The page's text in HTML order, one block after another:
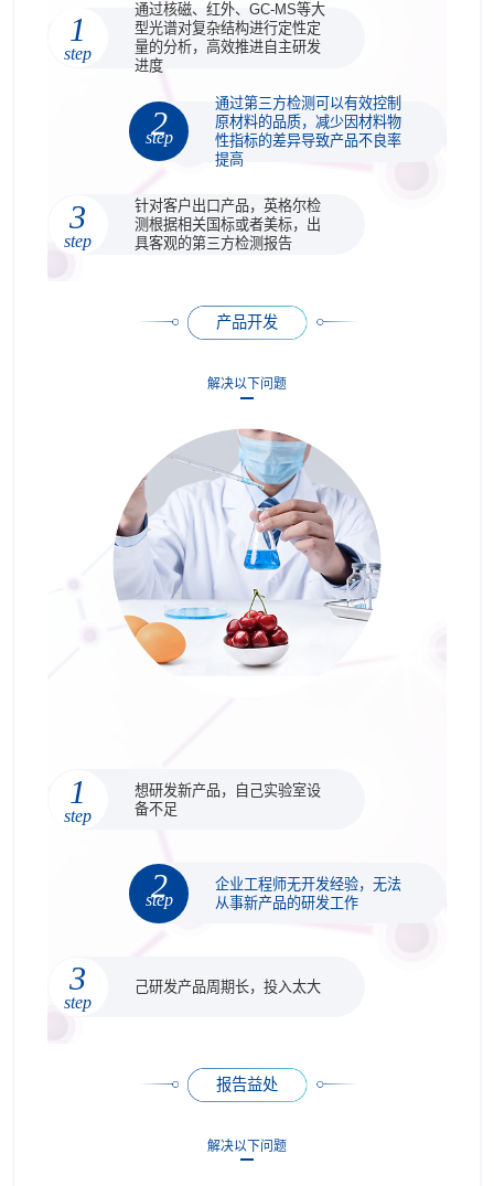
1
step
通过核磁、红外、GC-MS等大
型光谱对复杂结构进行定性定
量的分析，高效推进自主研发
进度
2
step
通过第三方检测可以有效控制
原材料的品质，减少因材料物
性指标的差异导致产品不良率
提高
3
step
针对客户出口产品，英格尔检
测根据相关国标或者美标，出
具客观的第三方检测报告
产品开发
解决以下问题
1
step
想研发新产品，自己实验室设
备不足
2
step
企业工程师无开发经验，无法
从事新产品的研发工作
3
step
己研发产品周期长，投入太大
报告益处
解决以下问题